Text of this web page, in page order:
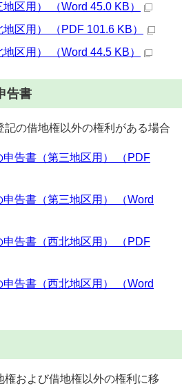
区用） （Word 45.0 KB）
区用） （PDF 101.6 KB）
区用） （Word 44.5 KB）
告書
の借地権以外の権利がある場合
告書（第三地区用） （PDF
告書（第三地区用） （Word
告書（西北地区用） （PDF
告書（西北地区用） （Word
および借地権以外の権利に移